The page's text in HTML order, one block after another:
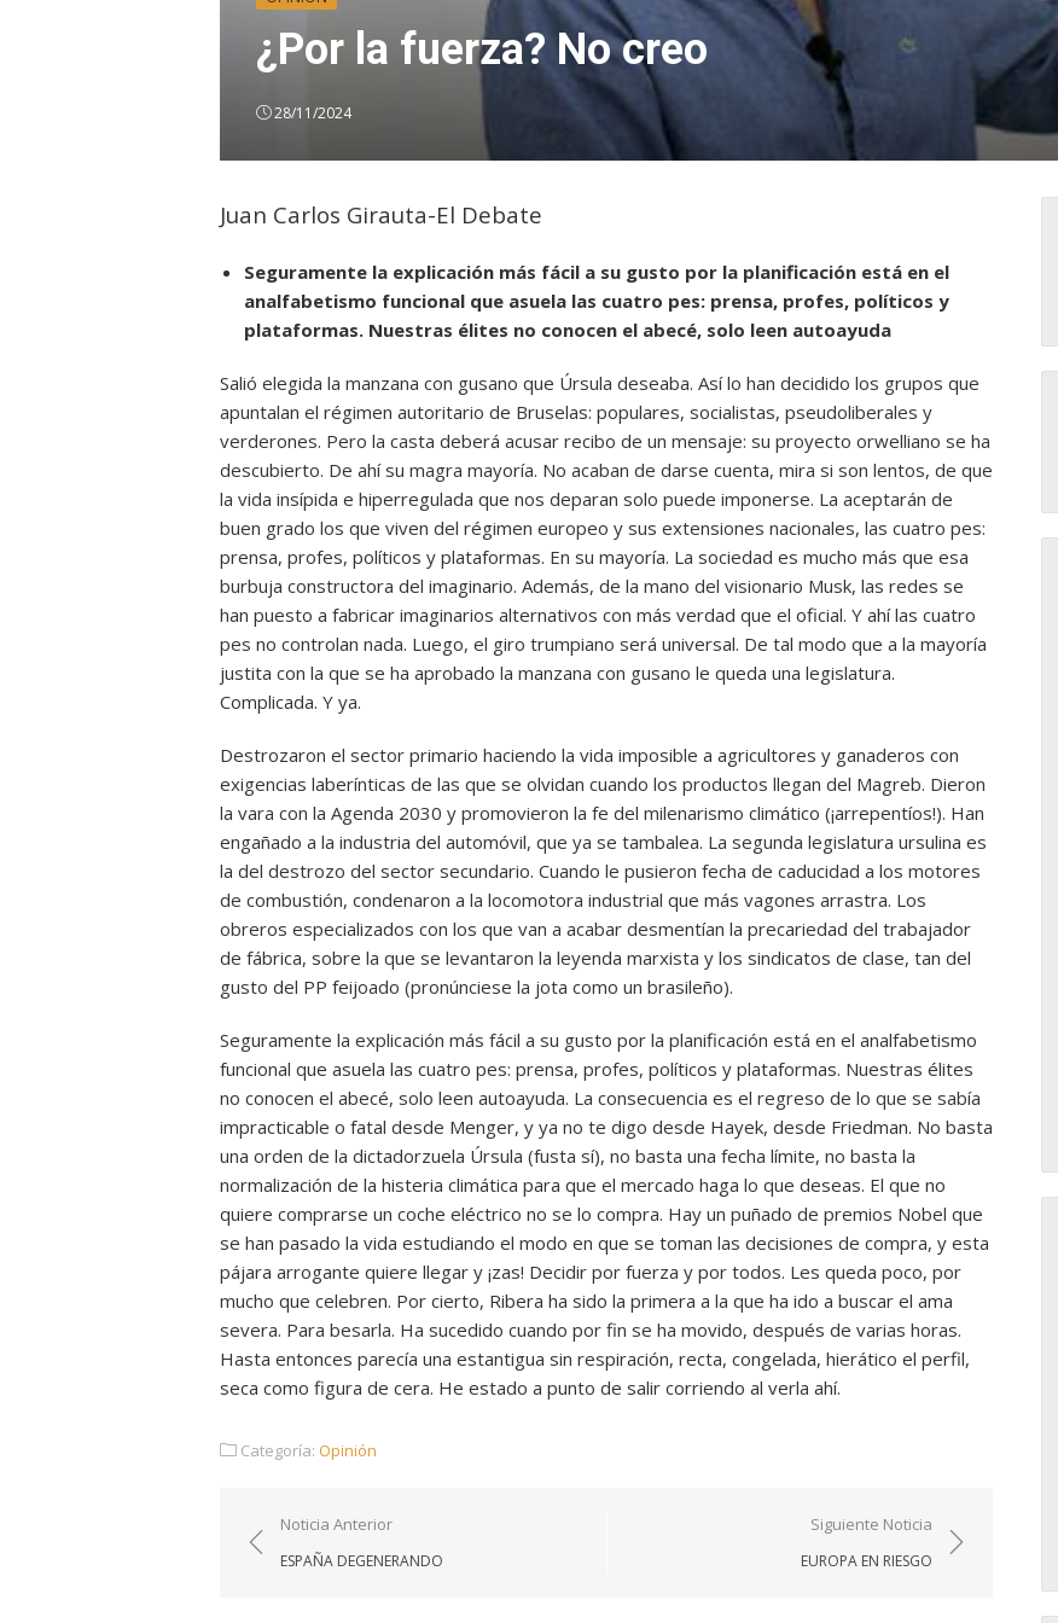
¿Por la fuerza? No creo
28/11/2024
Juan Carlos Girauta-El Debate
Seguramente la explicación más fácil a su gusto por la planificación está en el
analfabetismo funcional que asuela las cuatro pes: prensa, profes, políticos y
plataformas. Nuestras élites no conocen el abecé, solo leen autoayuda
Salió elegida la manzana con gusano que Úrsula deseaba. Así lo han decidido los grupos que
apuntalan el régimen autoritario de Bruselas: populares, socialistas, pseudoliberales y
verderones. Pero la casta deberá acusar recibo de un mensaje: su proyecto orwelliano se ha
descubierto. De ahí su magra mayoría. No acaban de darse cuenta, mira si son lentos, de que
la vida insípida e hiperregulada que nos deparan solo puede imponerse. La aceptarán de
buen grado los que viven del régimen europeo y sus extensiones nacionales, las cuatro pes:
prensa, profes, políticos y plataformas. En su mayoría. La sociedad es mucho más que esa
burbuja constructora del imaginario. Además, de la mano del visionario Musk, las redes se
han puesto a fabricar imaginarios alternativos con más verdad que el oficial. Y ahí las cuatro
pes no controlan nada. Luego, el giro trumpiano será universal. De tal modo que a la mayoría
justita con la que se ha aprobado la manzana con gusano le queda una legislatura.
Complicada. Y ya.
Destrozaron el sector primario haciendo la vida imposible a agricultores y ganaderos con
exigencias laberínticas de las que se olvidan cuando los productos llegan del Magreb. Dieron
la vara con la Agenda 2030 y promovieron la fe del milenarismo climático (¡arrepentíos!). Han
engañado a la industria del automóvil, que ya se tambalea. La segunda legislatura ursulina es
la del destrozo del sector secundario. Cuando le pusieron fecha de caducidad a los motores
de combustión, condenaron a la locomotora industrial que más vagones arrastra. Los
obreros especializados con los que van a acabar desmentían la precariedad del trabajador
de fábrica, sobre la que se levantaron la leyenda marxista y los sindicatos de clase, tan del
gusto del PP feijoado (pronúnciese la jota como un brasileño).
Seguramente la explicación más fácil a su gusto por la planificación está en el analfabetismo
funcional que asuela las cuatro pes: prensa, profes, políticos y plataformas. Nuestras élites
no conocen el abecé, solo leen autoayuda. La consecuencia es el regreso de lo que se sabía
impracticable o fatal desde Menger, y ya no te digo desde Hayek, desde Friedman. No basta
una orden de la dictadorzuela Úrsula (fusta sí), no basta una fecha límite, no basta la
normalización de la histeria climática para que el mercado haga lo que deseas. El que no
quiere comprarse un coche eléctrico no se lo compra. Hay un puñado de premios Nobel que
se han pasado la vida estudiando el modo en que se toman las decisiones de compra, y esta
pájara arrogante quiere llegar y ¡zas! Decidir por fuerza y por todos. Les queda poco, por
mucho que celebren. Por cierto, Ribera ha sido la primera a la que ha ido a buscar el ama
severa. Para besarla. Ha sucedido cuando por fin se ha movido, después de varias horas.
Hasta entonces parecía una estantigua sin respiración, recta, congelada, hierático el perfil,
seca como figura de cera. He estado a punto de salir corriendo al verla ahí.
Categoría: Opinión
Navegación
de
Noticia Anterior
ESPAÑA DEGENERANDO
Siguiente Noticia
EUROPA EN RIESGO